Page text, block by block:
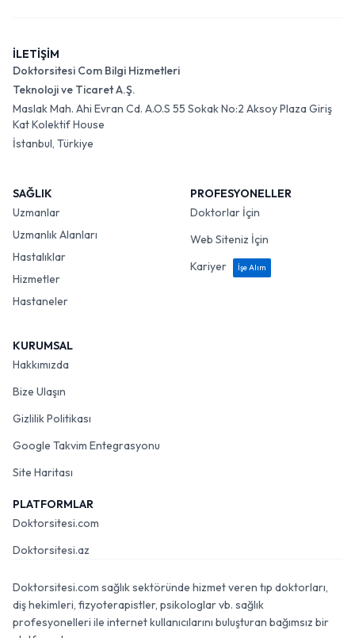
İLETİŞİM
Doktorsitesi Com Bilgi Hizmetleri
Teknoloji ve Ticaret A.Ş.
Maslak Mah. Ahi Evran Cd. A.O.S 55 Sokak No:2 Aksoy Plaza Giriş
Kat Kolektif House
İstanbul, Türkiye
SAĞLIK
Uzmanlar
Uzmanlık Alanları
Hastalıklar
Hizmetler
Hastaneler
PROFESYONELLER
Doktorlar İçin
Web Siteniz İçin
Kariyer
İşe Alım
KURUMSAL
Hakkımızda
Bize Ulaşın
Gizlilik Politikası
Google Takvim Entegrasyonu
Site Haritası
PLATFORMLAR
Doktorsitesi.com
Doktorsitesi.az
Doktorsitesi.com sağlık sektöründe hizmet veren tıp doktorları,
diş hekimleri, fizyoterapistler, psikologlar vb. sağlık
profesyonelleri ile internet kullanıcılarını buluşturan bağımsız bir